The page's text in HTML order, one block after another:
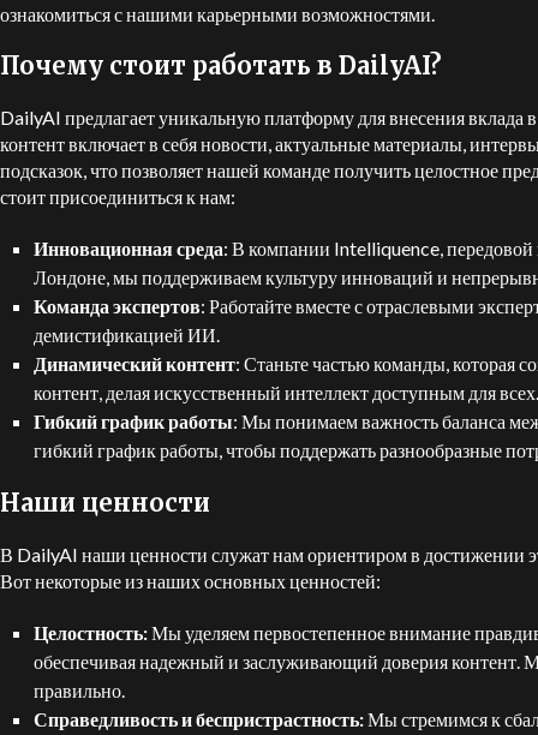
ознакомиться с нашими карьерными возможностями.
Почему стоит работать в DailyAI?
DailyAI предлагает уникальную платформу для внесения
контент включает в себя новости, актуальные материалы,
подсказок, что позволяет нашей команде получить целостное
стоит присоединиться к нам:
Инновационная среда: В компании Intelliquence,
Лондоне, мы поддерживаем культуру инноваций и
Команда экспертов: Работайте вместе с отраслевыми
демистификацией ИИ.
Динамический контент: Станьте частью команды, которая
контент, делая искусственный интеллект доступным для всех.
Гибкий график работы: Мы понимаем важность баланса
гибкий график работы, чтобы поддержать разнообразные
Наши ценности
В DailyAI наши ценности служат нам ориентиром в достижении
Вот некоторые из наших основных ценностей:
Целостность:Мы уделяем первостепенное внимание
обеспечивая надежный и заслуживающий доверия контент.
правильно.
Справедливость и беспристрастность:Мы стремимся к